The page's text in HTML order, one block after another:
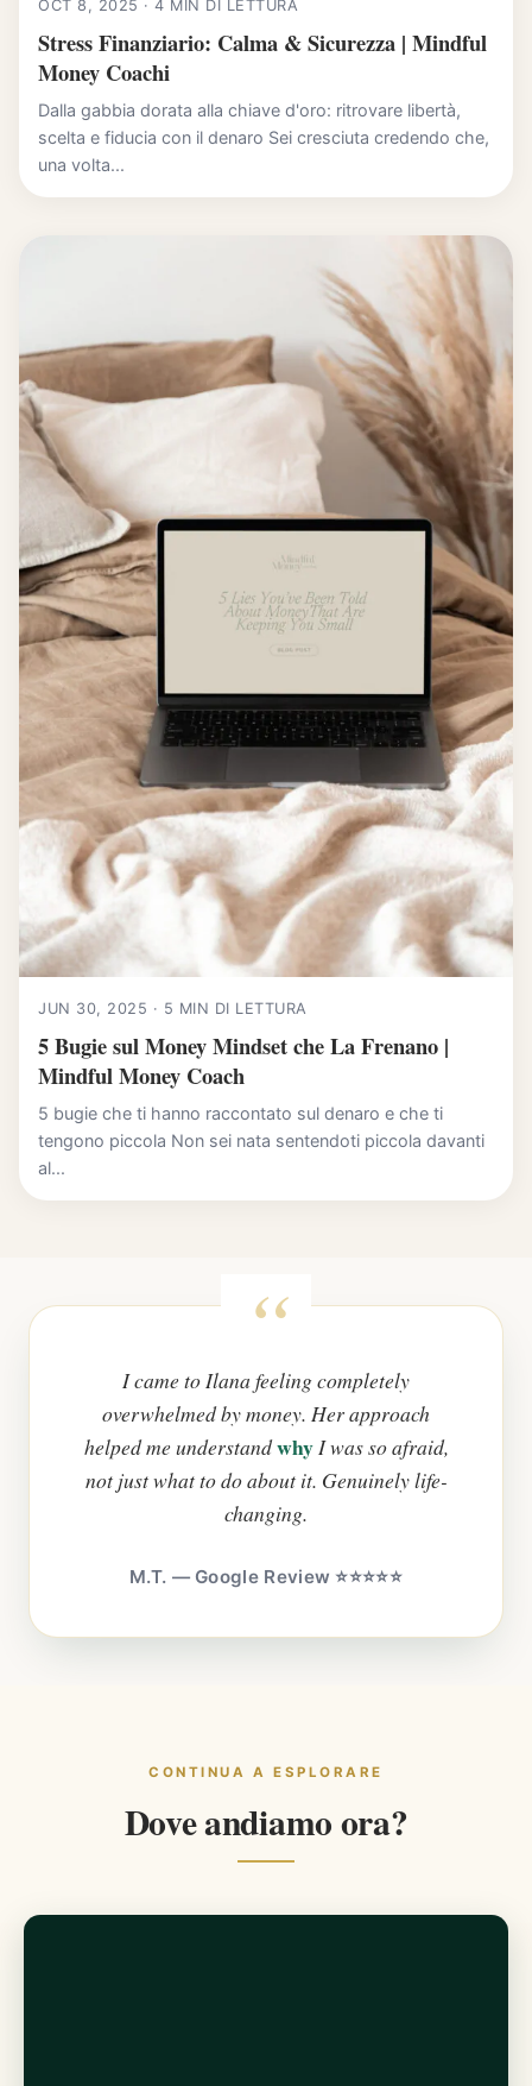
OCT 8, 2025 · 4 MIN DI LETTURA
Stress Finanziario: Calma & Sicurezza | Mindful
Money Coachi
Dalla gabbia dorata alla chiave d'oro: ritrovare libertà,
scelta e fiducia con il denaro Sei cresciuta credendo che,
una volta...
JUN 30, 2025 · 5 MIN DI LETTURA
5 Bugie sul Money Mindset che La Frenano |
Mindful Money Coach
5 bugie che ti hanno raccontato sul denaro e che ti
tengono piccola Non sei nata sentendoti piccola davanti
al...
I came to Ilana feeling completely
overwhelmed by money. Her approach
helped me understandwhyI was so afraid,
not just what to do about it. Genuinely life-
changing.
M.T. — Google Review ⭐⭐⭐⭐⭐
CONTINUA A ESPLORARE
Dove andiamo ora?